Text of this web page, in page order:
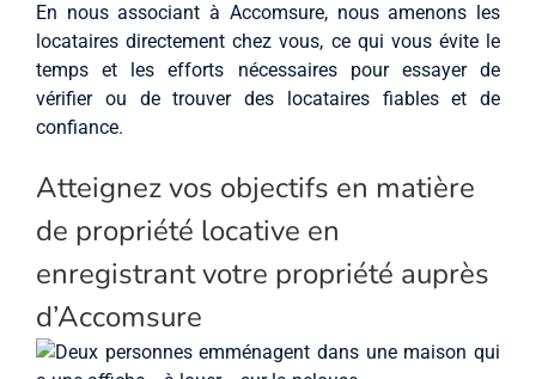
En nous associant à Accomsure, nous amenons les
locataires directement chez vous, ce qui vous évite le
temps et les efforts nécessaires pour essayer de
vérifier ou de trouver des locataires fiables et de
confiance.
Atteignez vos objectifs en matière
de propriété locative en
enregistrant votre propriété auprès
d’Accomsure